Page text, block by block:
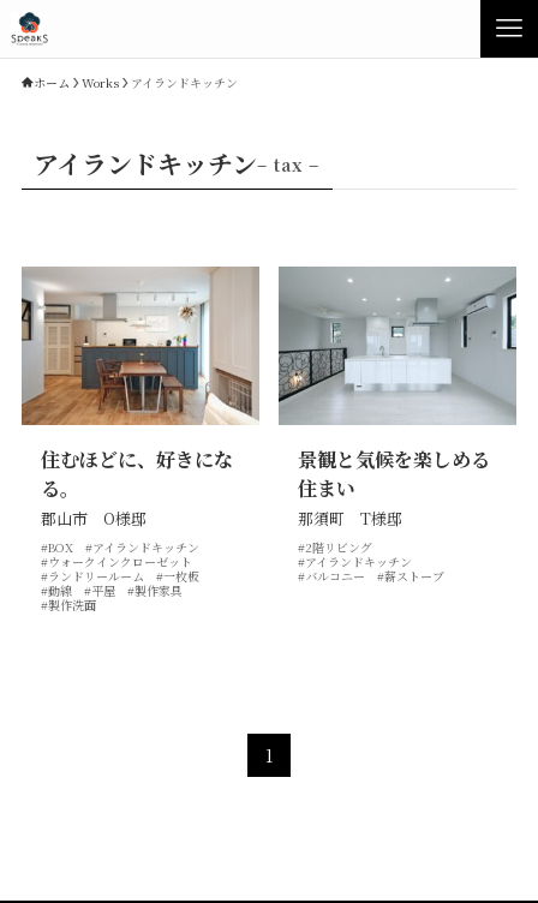
Concept
Speaksの家づくり
性能について
素材について
価格について
Product
イベント・見学会
展示場・モデルハウス
商品ラインナップ
建築実例・お客様イン
タビュー
ホーム Works アイランドキッチン
アイランドキッチン– tax –
住むほどに、好きにな
る。
郡山市 O様邸
#BOX
#アイランドキッチン
#ウォークインクローゼット
#ランドリールーム
#一枚板
#動線
#平屋
#製作家具
#製作洗面
景観と気候を楽しめる
住まい
那須町 T様邸
#2階リビング
#アイランドキッチン
#バルコニー
#薪ストーブ
1